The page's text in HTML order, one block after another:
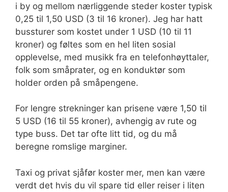
i by og mellom nærliggende steder koster typisk
0,25 til 1,50 USD (3 til 16 kroner). Jeg har hatt
bussturer som kostet under 1 USD (10 til 11
kroner) og føltes som en hel liten sosial
opplevelse, med musikk fra en telefonhøyttaler,
folk som småprater, og en konduktør som
holder orden på småpengene.
For lengre strekninger kan prisene være 1,50 til
5 USD (16 til 55 kroner), avhengig av rute og
type buss. Det tar ofte litt tid, og du må
beregne romslige marginer.
Taxi og privat sjåfør koster mer, men kan være
verdt det hvis du vil spare tid eller reiser i liten